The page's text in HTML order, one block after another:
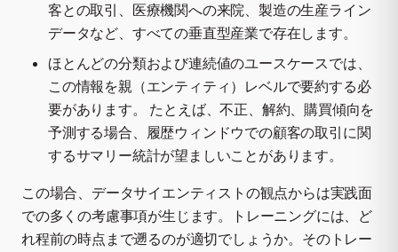
客との取引、医療機関への来院、製造の生産ライン
データなど、すべての垂直型産業で存在します。
ほとんどの分類および連続値のユースケースでは、
この情報を親（エンティティ）レベルで要約する必
要があります。 たとえば、不正、解約、購買傾向を
予測する場合、履歴ウィンドウでの顧客の取引に関
するサマリー統計が望ましいことがあります。
この場合、データサイエンティストの観点からは実践面
での多くの考慮事項が生じます。トレーニングには、ど
れ程前の時点まで遡るのが適切でしょうか。そのトレー